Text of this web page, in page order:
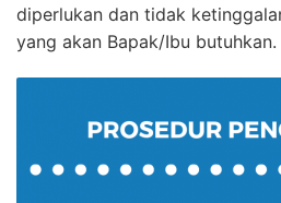
diperlukan dan tidak
yang akan Bapak/Ibu butuhkan.